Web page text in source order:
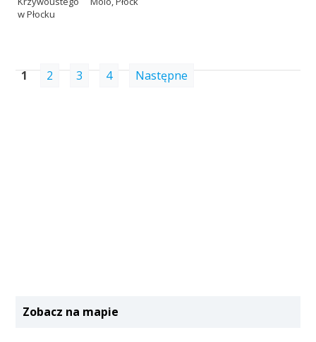
w Płocku
1 2 3 4 Następne
Zobacz na mapie